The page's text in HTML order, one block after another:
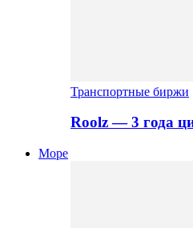
Транспортные биржи
Roolz — 3 года
Море